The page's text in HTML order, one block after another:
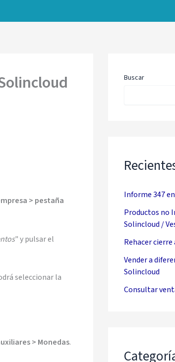
> pestaña
" y pulsar el
seleccionar la
> Monedas.
Buscar
Informe 347
Productos no
Solincloud /
Rehacer
Vender a
Solincloud
Consultar